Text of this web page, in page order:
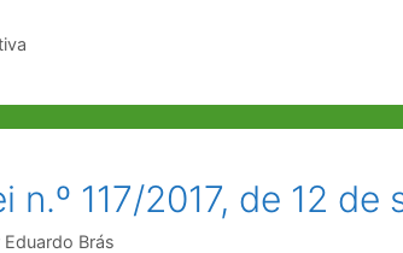
n.º 117/2017, de 12 de
Eduardo Brás